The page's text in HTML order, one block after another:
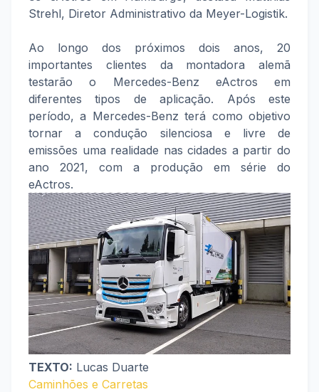
Strehl, Diretor Administrativo da Meyer-Logistik.
Ao longo dos próximos dois anos, 20
importantes clientes da montadora alemã
testarão o Mercedes-Benz eActros em
diferentes tipos de aplicação. Após este
período, a Mercedes-Benz terá como objetivo
tornar a condução silenciosa e livre de
emissões uma realidade nas cidades a partir do
ano 2021, com a produção em série do
eActros.
TEXTO: Lucas Duarte
Caminhões e Carretas